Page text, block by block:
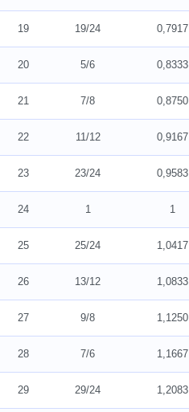
19 19/24 0,7917
20 5/6 0,8333
21 7/8 0,8750
22 11/12 0,9167
23 23/24 0,9583
24 1 1
25 25/24 1,0417
26 13/12 1,0833
27 9/8 1,1250
28 7/6 1,1667
29 29/24 1,2083